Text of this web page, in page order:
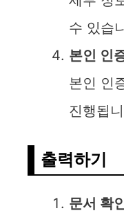
수 있습
본인 인
본인 인
진행됩
출력하기
문서 확